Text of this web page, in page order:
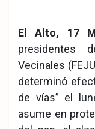
eb
ook
ter
tsA
pp
El Alto, 17
presidentes
Vecinales
determinó
de vías” el
asume en